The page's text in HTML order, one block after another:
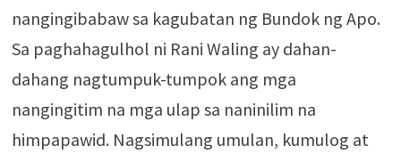
nangingibabaw sa kagubatan ng Bundok ng Apo.
Sa paghahagulhol ni Rani Waling ay dahan-
dahang nagtumpuk-tumpok ang mga
nangingitim na mga ulap sa naninilim na
himpapawid. Nagsimulang umulan, kumulog at